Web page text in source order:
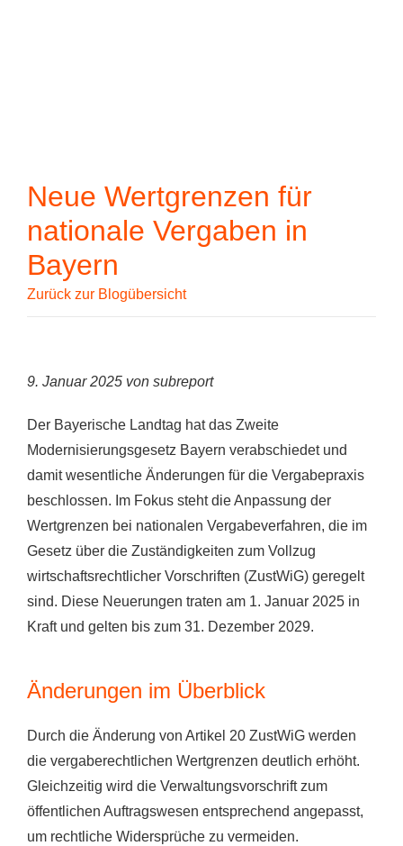
Neue Wertgrenzen für
nationale Vergaben in
Bayern
Zurück zur Blogübersicht
9. Januar 2025 von subreport
Der Bayerische Landtag hat das Zweite
Modernisierungsgesetz Bayern verabschiedet und
damit wesentliche Änderungen für die Vergabepraxis
beschlossen. Im Fokus steht die Anpassung der
Wertgrenzen bei nationalen Vergabeverfahren, die im
Gesetz über die Zuständigkeiten zum Vollzug
wirtschaftsrechtlicher Vorschriften (ZustWiG) geregelt
sind. Diese Neuerungen traten am 1. Januar 2025 in
Kraft und gelten bis zum 31. Dezember 2029.
Änderungen im Überblick
Durch die Änderung von Artikel 20 ZustWiG werden
die vergaberechtlichen Wertgrenzen deutlich erhöht.
Gleichzeitig wird die Verwaltungsvorschrift zum
öffentlichen Auftragswesen entsprechend angepasst,
um rechtliche Widersprüche zu vermeiden.